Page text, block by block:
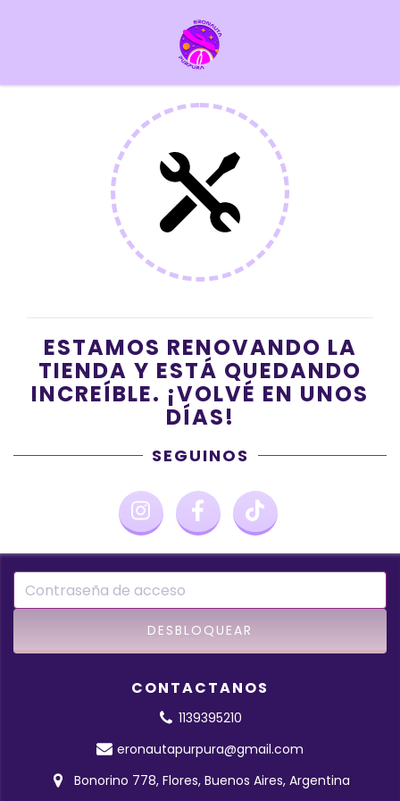
ESTAMOS RENOVANDO LA
TIENDA Y ESTÁ QUEDANDO
INCREÍBLE. ¡VOLVÉ EN UNOS
DÍAS!
SEGUINOS
CONTACTANOS
1139395210
eronautapurpura@gmail.com
Bonorino 778, Flores, Buenos Aires, Argentina